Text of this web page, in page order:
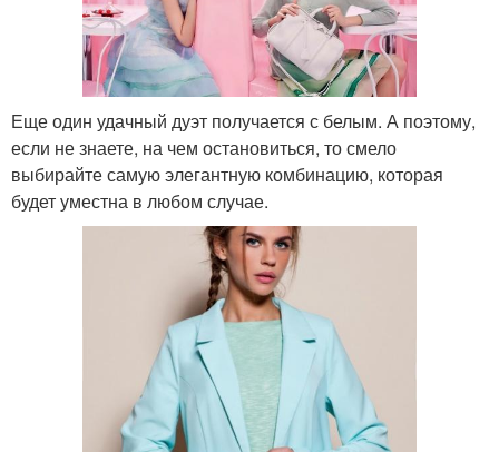
Еще один удачный дуэт получается с белым. А поэтому,
если не знаете, на чем остановиться, то смело
выбирайте самую элегантную комбинацию, которая
будет уместна в любом случае.